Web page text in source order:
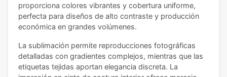
proporciona colores vibrantes y cobertura uniforme,
perfecta para diseños de alto contraste y producción
económica en grandes volúmenes.
La sublimación permite reproducciones fotográficas
detalladas con gradientes complejos, mientras que las
etiquetas tejidas aportan elegancia discreta. La